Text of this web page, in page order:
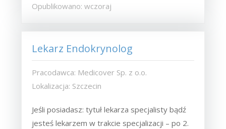
Opublikowano: wczoraj
Lekarz Endokrynolog
Pracodawca: Medicover Sp. z o.o.
Lokalizacja: Szczecin
Jeśli posiadasz: tytuł lekarza specjalisty bądź
jesteś lekarzem w trakcie specjalizacji – po 2.